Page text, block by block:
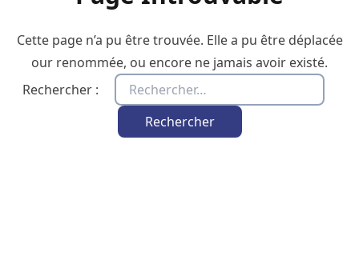
Cette page n’a pu être trouvée. Elle a pu être déplacée
our renommée, ou encore ne jamais avoir existé.
Rechercher :